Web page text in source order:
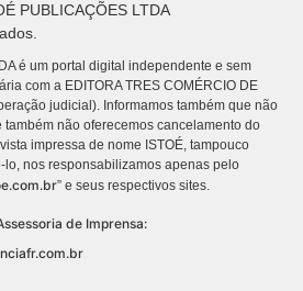
PUBLICAÇÕES LTDA
é um portal digital independente e sem
com a EDITORA TRES COMÉRCIO DE
judicial). Informamos também que não
não oferecemos cancelamento do
impressa de nome ISTOÉ, tampouco
lo, nos responsabilizamos apenas pelo
” e seus respectivos sites.
de Imprensa: